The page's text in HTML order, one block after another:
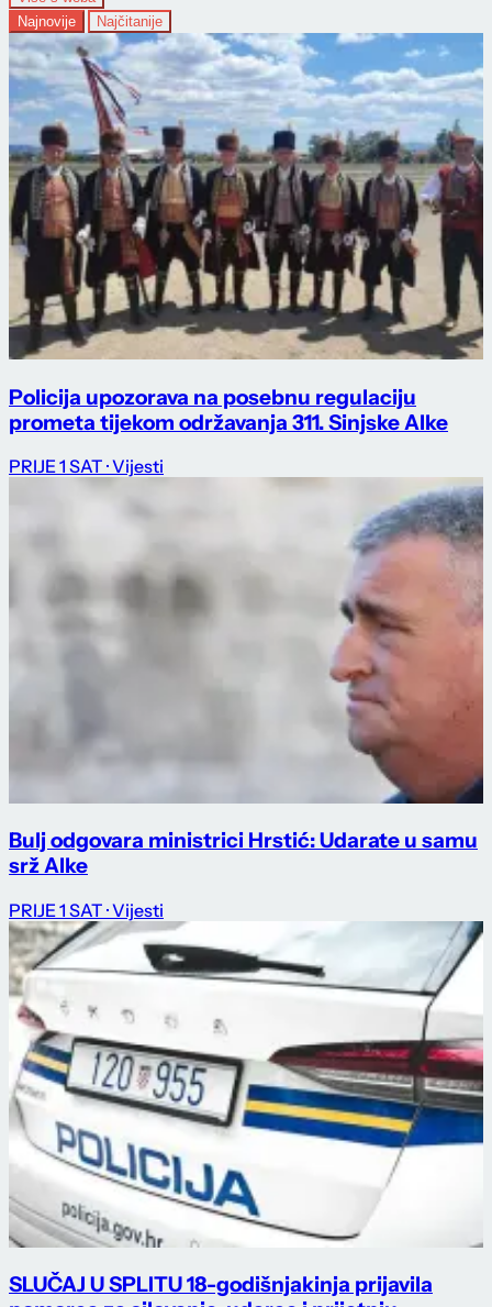
Najnovije
Najčitanije
Policija upozorava na posebnu regulaciju
prometa tijekom održavanja 311. Sinjske Alke
PRIJE 1 SAT · Vijesti
Bulj odgovara ministrici Hrstić: Udarate u samu
srž Alke
PRIJE 1 SAT · Vijesti
SLUČAJ U SPLITU 18-godišnjakinja prijavila